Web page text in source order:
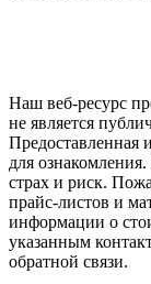
Наш веб-ресурс
не является
Предоставленная
для
страх и риск.
прайс-листов и
информации о
указанным
обратной связи.